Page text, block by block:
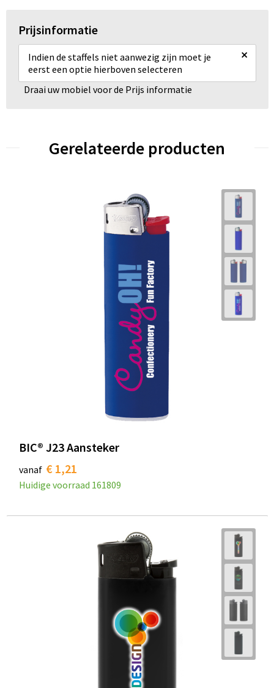
Prijsinformatie
Indien de staffels niet aanwezig zijn moet je
eerst een optie hierboven selecteren
×
Draai uw mobiel voor de Prijs informatie
Gerelateerde producten
BIC® J23 Aansteker
vanaf € 1,21
Huidige voorraad 161809